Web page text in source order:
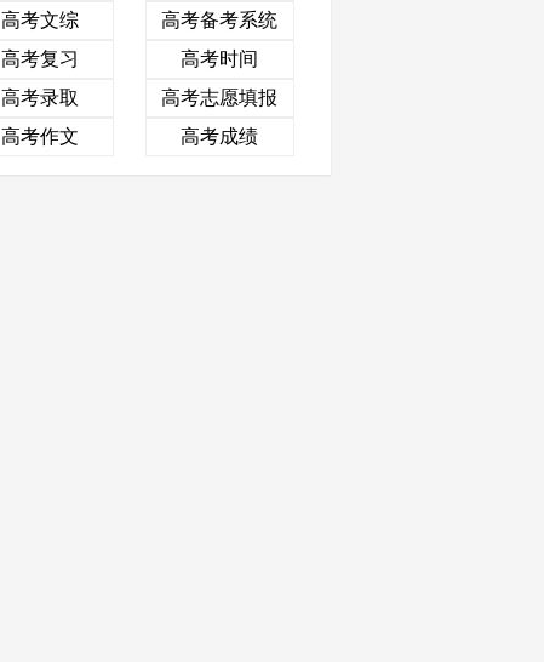
高考文综
高考备考系统
高考复习
高考时间
高考录取
高考志愿填报
高考作文
高考成绩